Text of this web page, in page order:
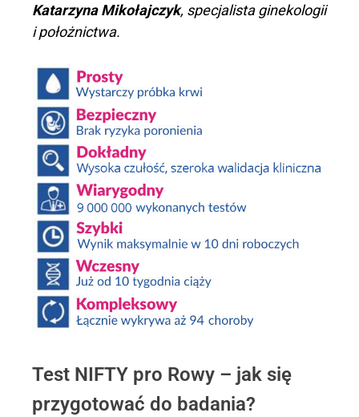
Katarzyna Mikołajczyk, specjalista ginekologii
i położnictwa.
Test NIFTY pro Rowy – jak się
przygotować do badania?